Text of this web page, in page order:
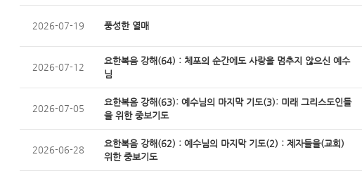
2026-07-19 풍성한 열매
2026-07-12
요한복음 강해(64) : 체포의 순간에도 사랑을 멈추지 않으신 예수
님
2026-07-05
요한복음 강해(63): 예수님의 마지막 기도(3): 미래 그리스도인들
을 위한 중보기도
2026-06-28
요한복음 강해(62) : 예수님의 마지막 기도(2) : 제자들을(교회)
위한 중보기도